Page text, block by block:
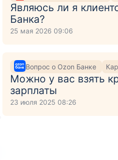
Являюсь ли я
Банка?
25 мая 2026 09:06
Вопрос о Ozon Банке
Можно у вас взять
зарплаты
23 июля 2025 08:26